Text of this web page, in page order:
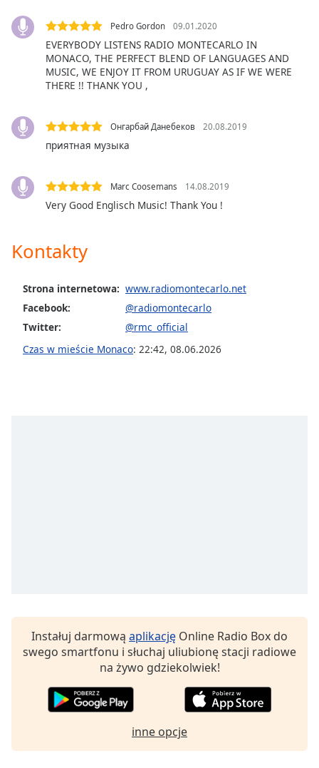
Font
Family
Close
Modal
Dialog
dialog
window.
Pedro Gordon 09.01.2020
EVERYBODY LISTENS RADIO MONTECARLO IN
MONACO, THE PERFECT BLEND OF LANGUAGES AND
MUSIC, WE ENJOY IT FROM URUGUAY AS IF WE WERE
THERE !! THANK YOU ,
Онгарбай Данебеков 20.08.2019
приятная музыка
Marc Coosemans 14.08.2019
Very Good Englisch Music! Thank You !
Kontakty
Strona internetowa: www.radiomontecarlo.net
Facebook:
@radiomontecarlo
Twitter:
@rmc_official
Czas w mieście Monaco: 22:42, 08.06.2026
Instałuj darmową aplikację Online Radio Box do
swego smartfonu i słuchaj uliubionę stacji radiowe
na żywo gdziekolwiek!
inne opcje